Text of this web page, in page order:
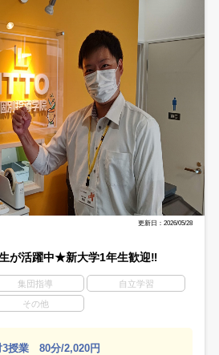
更新日：2026/05/28
が活躍中★新大学1年生歓迎‼
集団指導 自立学習
その他
3授業 80分/2,020円